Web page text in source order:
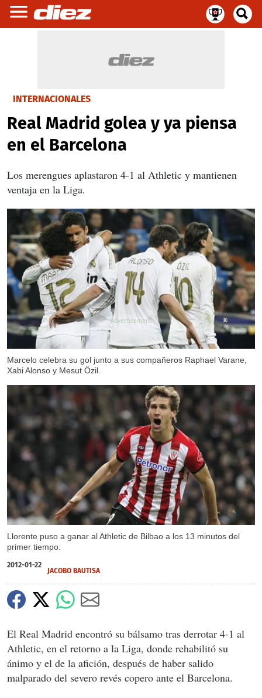
INTERNACIONALES
Real Madrid golea y ya piensa
en el Barcelona
Los merengues aplastaron 4-1 al Athletic y mantienen
ventaja en la Liga.
Marcelo celebra su gol junto a sus compañeros Raphael Varane,
Xabi Alonso y Mesut Özil.
Llorente puso a ganar al Athletic de Bilbao a los 13 minutos del
primer tiempo.
X
2012-01-22
JACOBO BAUTISA
El Real Madrid encontró su bálsamo tras derrotar 4-1 al
Athletic, en el retorno a la Liga, donde rehabilitó su
ánimo y el de la afición, después de haber salido
malparado del severo revés copero ante el Barcelona.